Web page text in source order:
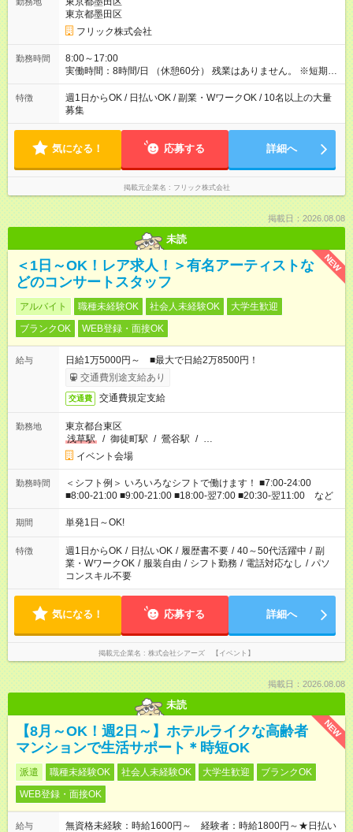
東京都墨田区
フリック株式会社
勤務時間
8:00～17:00
実働時間：8時間/日 （休憩60分） 残業はありません。 ※短期の
募集は行っておりません。予めご了承くださいませ。
特徴
週1日からOK / 日払いOK / 副業・WワークOK / 10名以上の大量
募集
気になる！ 応募する 詳細へ
掲載元企業名 フリック株式会社
掲載日：2026.08.08
未読
NEW
＜1日～OK！レア求人！＞有名アーティストな
どのコンサートスタッフ
アルバイト 職種未経験OK 社会人未経験OK
大学生歓迎
ブランクOK
WEB登録・面接OK
給与
日給1万5000円～ ■最大で日給2万8500円！
交通費別途支給あり
交通費 交通費規定支給
勤務地
東京都台東区
浅草駅
/ 御徒町駅 / 鶯谷駅 / …
イベント会場
勤務時間
＜シフト例＞ いろいろなシフトで働けます！ ■7:00-24:00
■8:00-21:00 ■9:00-21:00 ■18:00-翌7:00 ■20:30-翌11:00 など
期間 単発1日～OK!
特徴 週1日からOK / 日払いOK / 履歴書不要 / 40～50代活躍中 / 副
業・WワークOK / 服装自由 / シフト勤務 / 電話対応なし / パソ
コンスキル不要
気になる！ 応募する 詳細へ
掲載元企業名 株式会社シアーズ 【イベント】
掲載日：2026.08.08
未読
NEW
【8月～OK！週2日～】ホテルライクな高齢者
マンションで生活サポート＊時短OK
派遣 職種未経験OK 社会人未経験OK 大学生歓迎
ブランクOK
WEB登録・面接OK
給与
無資格未経験：時給1600円～ 経験者：時給1800円～★日払い